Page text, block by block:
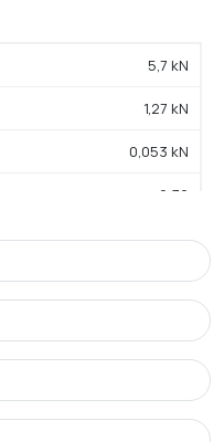
5,7 kN
1,27 kN
0,053 kN
0.36
1.8
1.8